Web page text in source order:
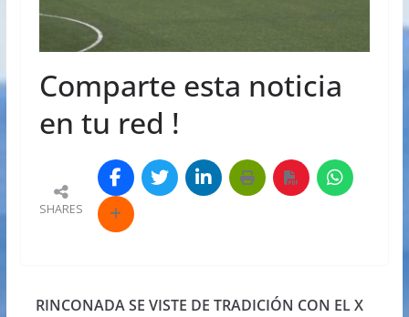
Comparte esta noticia
en tu red !
SHARES
RINCONADA SE VISTE DE TRADICIÓN CON EL X